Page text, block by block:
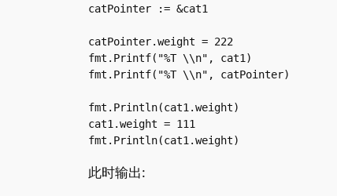
catPointer := &cat1
catPointer.weight = 222
fmt.Printf("%T \\n", cat1)
fmt.Printf("%T \\n", catPointer)
fmt.Println(cat1.weight)
cat1.weight = 111
fmt.Println(cat1.weight)
此时输出: